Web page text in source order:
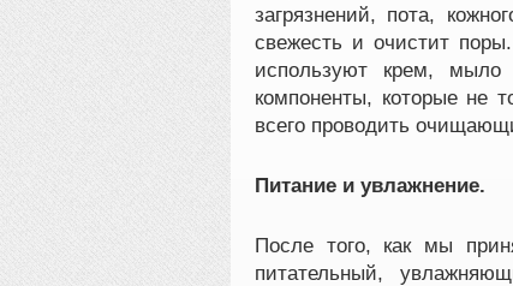
загрязнений, пота,
свежесть и очистит
используют крем,
компоненты, которые не
всего проводить
Питание и увлажнение.
После того, как мы
питательный,